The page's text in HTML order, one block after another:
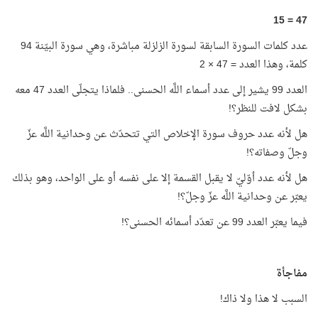
47 = 15
عدد كلمات السورة السابقة لسورة الزلزلة مباشرة، وهي سورة البيّنة 94
كلمة، وهذا العدد = 47 × 2
العدد 99 يشير إلى عدد أسماء اللَّه الحسنى.. فلماذا يتجلّى العدد 47 معه
بشكل لافت للنظر؟!
هل لأنه عدد حروف سورة الإخلاص التي تتحدّث عن وحدانية اللَّه عزّ
وجلّ وصفاته؟!
هل لأنه عدد أوّليّ لا يقبل القسمة إلا على نفسه أو على الواحد، وهو بذلك
يعبّر عن وحدانية اللَّه عزّ وجلّ؟!
فيما يعبّر العدد 99 عن تعدّد أسمائه الحسنى؟!
مفاجأة
السبب لا هذا ولا ذاك!